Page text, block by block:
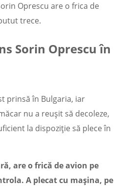
Oprescu are o frica de
trece.
Sorin Oprescu în
prinsă în Bulgaria, iar
nu a reușit să decoleze,
la dispoziție să plece în
are o frică de avion pe
A plecat cu mașina, pe